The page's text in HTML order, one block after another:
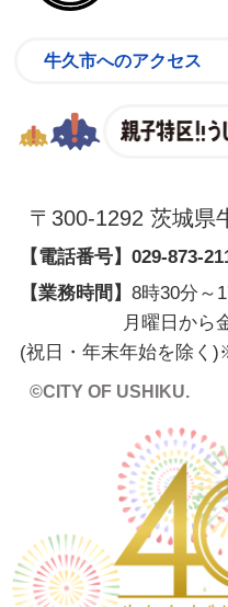
牛久市へのアクセス
〒300-1292 茨城県
【電話番号】 029-873-
【業務時間】 8時30分～
月曜日から
(祝日・年末年始を除く
©CITY OF USHIKU.